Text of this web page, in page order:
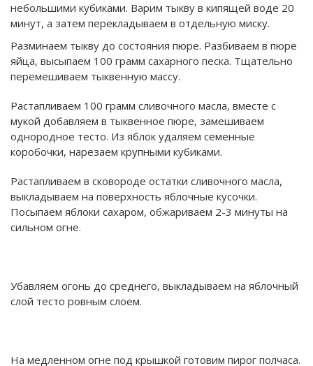
небольшими кубиками. Варим тыкву в кипящей воде 20
минут, а затем перекладываем в отдельную миску.
Разминаем тыкву до состояния пюре. Разбиваем в пюре
яйца, высыпаем 100 грамм сахарного песка. Тщательно
перемешиваем тыквенную массу.
Растапливаем 100 грамм сливочного масла, вместе с
мукой добавляем в тыквенное пюре, замешиваем
однородное тесто. Из яблок удаляем семенные
коробочки, нарезаем крупными кубиками.
Растапливаем в сковороде остатки сливочного масла,
выкладываем на поверхность яблочные кусочки.
Посыпаем яблоки сахаром, обжариваем 2-3 минуты на
сильном огне.
Убавляем огонь до среднего, выкладываем на яблочный
слой тесто ровным слоем.
На медленном огне под крышкой готовим пирог полчаса.